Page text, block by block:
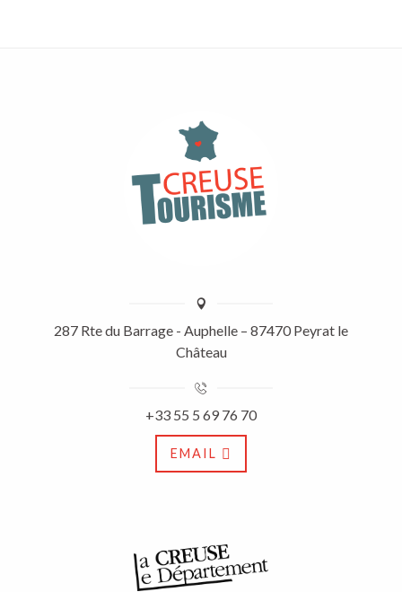
287 Rte du Barrage - Auphelle – 87470 Peyrat le
Château
+33 55 5 69 76 70
EMAIL